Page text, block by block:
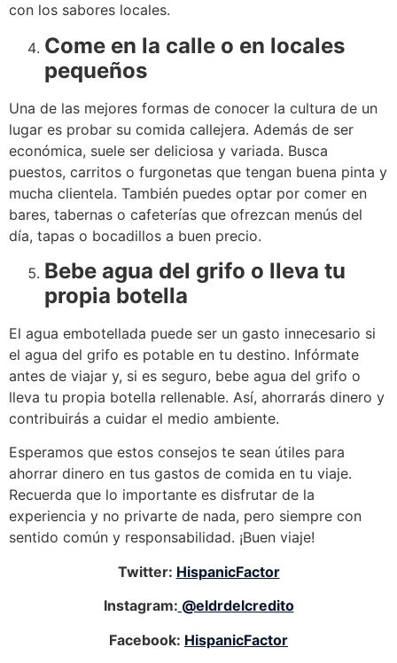
con los sabores locales.
Come en la calle o en locales
pequeños
Una de las mejores formas de conocer la cultura de un
lugar es probar su comida callejera. Además de ser
económica, suele ser deliciosa y variada. Busca
puestos, carritos o furgonetas que tengan buena pinta y
mucha clientela. También puedes optar por comer en
bares, tabernas o cafeterías que ofrezcan menús del
día, tapas o bocadillos a buen precio.
Bebe agua del grifo o lleva tu
propia botella
El agua embotellada puede ser un gasto innecesario si
el agua del grifo es potable en tu destino. Infórmate
antes de viajar y, si es seguro, bebe agua del grifo o
lleva tu propia botella rellenable. Así, ahorrarás dinero y
contribuirás a cuidar el medio ambiente.
Esperamos que estos consejos te sean útiles para
ahorrar dinero en tus gastos de comida en tu viaje.
Recuerda que lo importante es disfrutar de la
experiencia y no privarte de nada, pero siempre con
sentido común y responsabilidad. ¡Buen viaje!
Twitter: HispanicFactor
Instagram: @eldrdelcredito
Facebook: HispanicFactor